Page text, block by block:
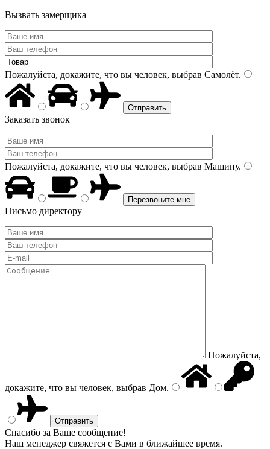
Вызвать замерщика
Пожалуйста, докажите, что вы человек, выбрав Самолёт.
Заказать звонок
Пожалуйста, докажите, что вы человек, выбрав Машину.
Письмо директору
Пожалуйста,
докажите, что вы человек, выбрав Дом.
Спасибо за Ваше сообщение!
Наш менеджер свяжется с Вами в ближайшее время.